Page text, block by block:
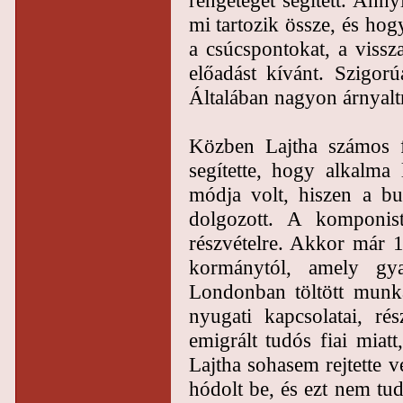
mi tartozik össze, és
a csúcspontokat, a
előadást kívánt.
Általában nagyon
Közben Lajtha
segítette, hogy alkalma
módja volt, hiszen a
dolgozott. A
részvételre. Akkor már
kormánytól, amely
Londonban töltött
nyugati kapcsolatai,
emigrált tudós fiai
Lajtha sohasem rejtette
hódolt be, és ezt nem